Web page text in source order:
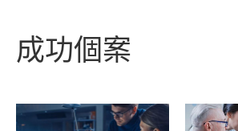
成功個案